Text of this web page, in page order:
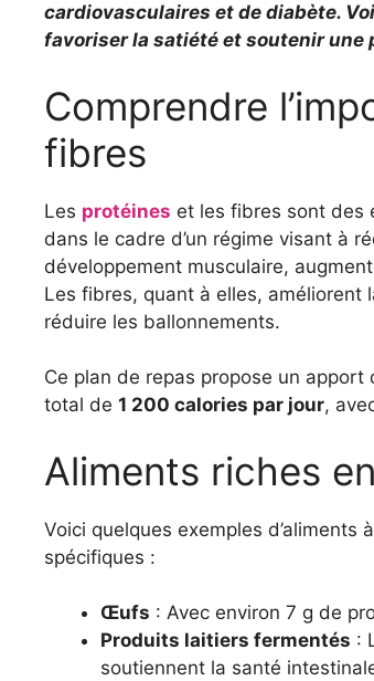
cardiovasculaires et de diabète.
favoriser la satiété et soutenir une
Comprendre
fibres
Les protéines et les fibres sont des
dans le cadre d’un régime visant à
développement musculaire,
Les fibres, quant à elles,
réduire les ballonnements.
Ce plan de repas propose un apport
total de 1 200 calories par jour,
Aliments riches
Voici quelques exemples
spécifiques :
Œufs : Avec environ 7 g de
Produits laitiers fermentés :
soutiennent la santé